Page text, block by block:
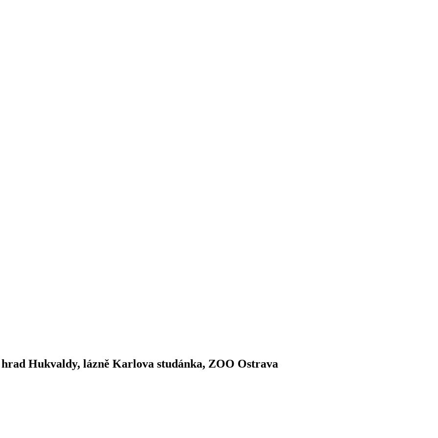
Hukvaldy, lázně Karlova studánka, ZOO Ostrava